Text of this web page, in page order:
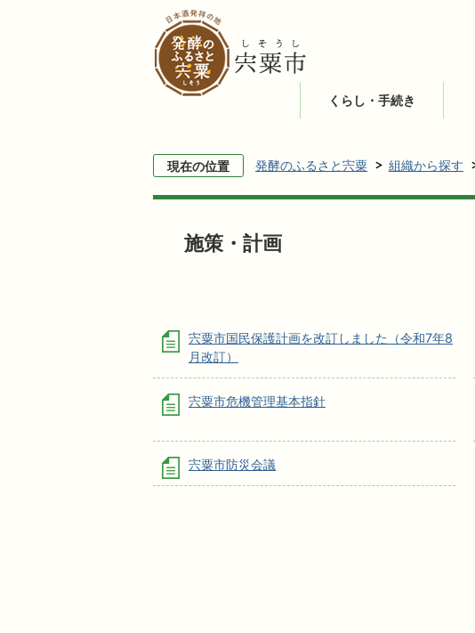
くらし・手続き
現在の位置 発酵のふるさと宍粟 組織から探す
施策・計画
宍粟市国民保護計画を改訂しました（令和7年8
月改訂）
宍粟市危機管理基本指針
宍粟市防災会議